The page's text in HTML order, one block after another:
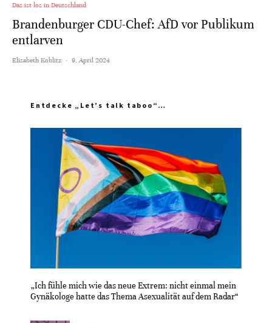
Das ist los in Deutschland
Brandenburger CDU-Chef: AfD vor Publikum
entlarven
Elisabeth Koblitz · 9. April 2024
Entdecke „Let’s talk taboo“…
„Ich fühle mich wie das neue Extrem: nicht einmal mein
Gynäkologe hatte das Thema Asexualität auf dem Radar“